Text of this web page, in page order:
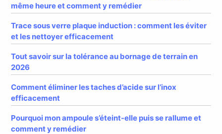
même heure et comment y remédier
Trace sous verre plaque induction : comment les éviter
et les nettoyer efficacement
Tout savoir sur la tolérance au bornage de terrain en
2026
Comment éliminer les taches d’acide sur l’inox
efficacement
Pourquoi mon ampoule s’éteint-elle puis se rallume et
comment y remédier